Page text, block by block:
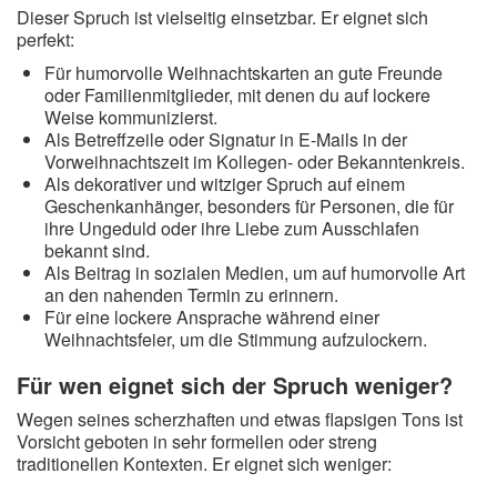
Dieser Spruch ist vielseitig einsetzbar. Er eignet sich
perfekt:
Für humorvolle Weihnachtskarten an gute Freunde
oder Familienmitglieder, mit denen du auf lockere
Weise kommunizierst.
Als Betreffzeile oder Signatur in E-Mails in der
Vorweihnachtszeit im Kollegen- oder Bekanntenkreis.
Als dekorativer und witziger Spruch auf einem
Geschenkanhänger, besonders für Personen, die für
ihre Ungeduld oder ihre Liebe zum Ausschlafen
bekannt sind.
Als Beitrag in sozialen Medien, um auf humorvolle Art
an den nahenden Termin zu erinnern.
Für eine lockere Ansprache während einer
Weihnachtsfeier, um die Stimmung aufzulockern.
Für wen eignet sich der Spruch weniger?
Wegen seines scherzhaften und etwas flapsigen Tons ist
Vorsicht geboten in sehr formellen oder streng
traditionellen Kontexten. Er eignet sich weniger: